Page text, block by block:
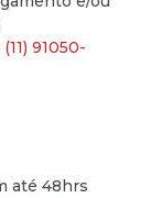
(11) 91050-
até 48hrs